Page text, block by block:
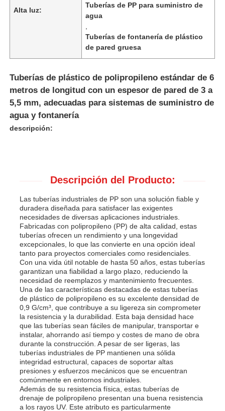
Inicio
Sobre nosotros
Visita a la fábrica
Control de Calidad
Contacto
noticias
Todos los casos
Solicitar una cotización
Tablero plástico de los PP
Alta luz:
Tuberías de PP para suministro de
agua
Tuberías de fontanería de plástico
de pared gruesa
Tuberías de plástico de polipropileno estándar de 6
metros de longitud con un espesor de pared de 3 a
5,5 mm, adecuadas para sistemas de suministro de
agua y fontanería
descripción:
Descripción del Producto:
Las tuberías industriales de PP son una solución fiable y
duradera diseñada para satisfacer las exigentes
necesidades de diversas aplicaciones industriales.
Fabricadas con polipropileno (PP) de alta calidad, estas
tuberías ofrecen un rendimiento y una longevidad
excepcionales, lo que las convierte en una opción ideal
tanto para proyectos comerciales como residenciales.
Con una vida útil notable de hasta 50 años, estas tuberías
garantizan una fiabilidad a largo plazo, reduciendo la
necesidad de reemplazos y mantenimiento frecuentes.
Una de las características destacadas de estas tuberías
de plástico de polipropileno es su excelente densidad de
0,9 G/cm³, que contribuye a su ligereza sin comprometer
la resistencia y la durabilidad. Esta baja densidad hace
que las tuberías sean fáciles de manipular, transportar e
instalar, ahorrando así tiempo y costes de mano de obra
durante la construcción. A pesar de ser ligeras, las
tuberías industriales de PP mantienen una sólida
integridad estructural, capaces de soportar altas
presiones y esfuerzos mecánicos que se encuentran
comúnmente en entornos industriales.
Además de su resistencia física, estas tuberías de
drenaje de polipropileno presentan una buena resistencia
a los rayos UV. Este atributo es particularmente